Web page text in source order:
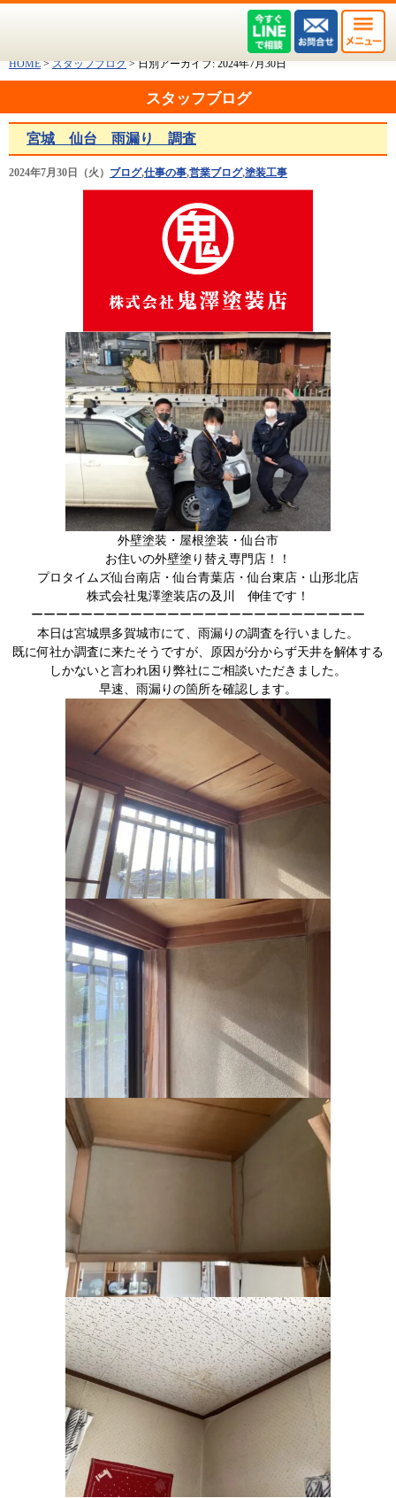
HOME > スタッフブログ > 日別アーカイブ:2024年7月30日
スタッフブログ
宮城 仙台 雨漏り 調査
2024年7月30日（火） ブログ,仕事の事,営業ブログ,塗装工事
外壁塗装・屋根塗装・仙台市
お住いの外壁塗り替え専門店！！
プロタイムズ仙台南店・仙台青葉店・仙台東店・山形北店
株式会社鬼澤塗装店の及川 伸佳です！
ーーーーーーーーーーーーーーーーーーーーーーーーーーー
本日は宮城県多賀城市にて、雨漏りの調査を行いました。
既に何社か調査に来たそうですが、原因が分からず天井を解体する
しかないと言われ困り弊社にご相談いただきました。
早速、雨漏りの箇所を確認します。